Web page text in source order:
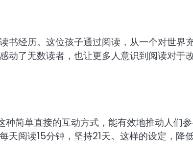
书经历。这位孩子通过阅读，从一个对世界
动了无数读者，也让更多人意识到阅读对于
种简单直接的互动方式，能有效地推动人们
阅读15分钟，坚持21天。这样的设定，降